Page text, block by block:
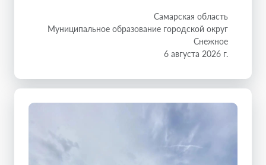
Самарская область
Муниципальное образование городской округ
Снежное
6 августа 2026 г.